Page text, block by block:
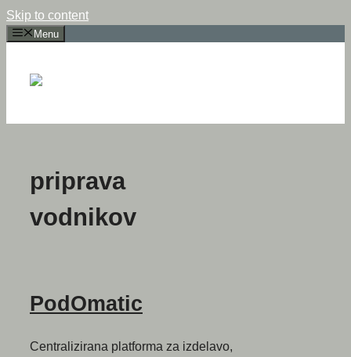
Skip to content
Menu
priprava
vodnikov
PodOmatic
Centralizirana platforma za izdelavo,